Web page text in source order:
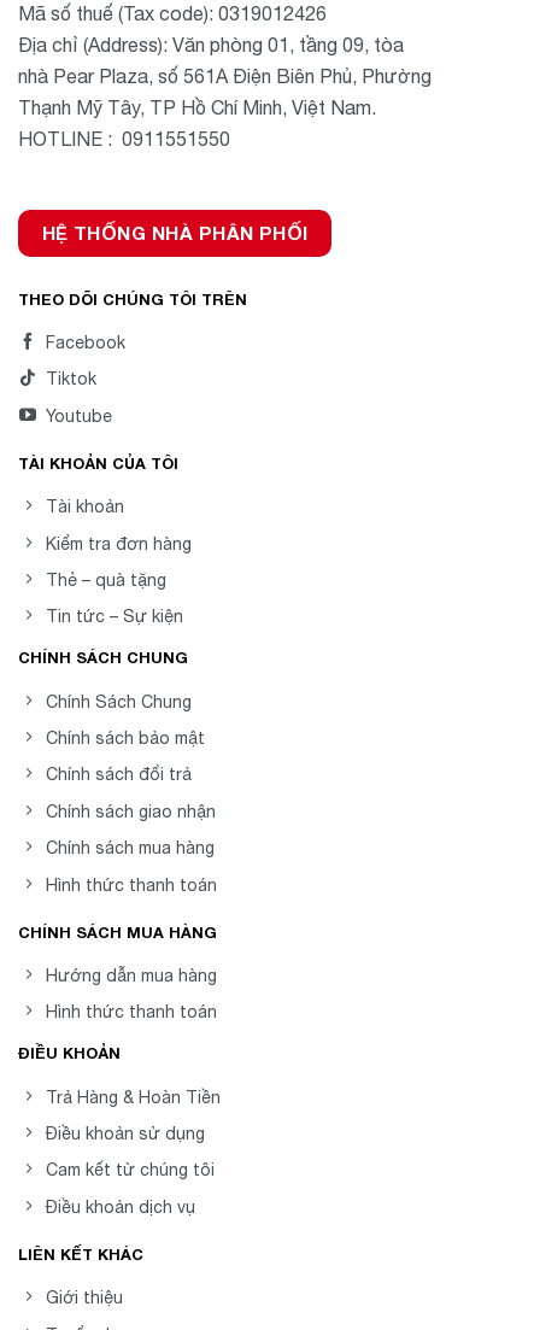
Mã số thuế (Tax code): 0319012426
Địa chỉ (Address): Văn phòng 01, tầng 09, tòa
nhà Pear Plaza, số 561A Điện Biên Phủ, Phường
Thạnh Mỹ Tây, TP Hồ Chí Minh, Việt Nam.
HOTLINE : 0911551550
HỆ THỐNG NHÀ PHÂN PHỐI
THEO DÕI CHÚNG TÔI TRÊN
Facebook
Tiktok
Youtube
TÀI KHOẢN CỦA TÔI
Tài khoản
Kiểm tra đơn hàng
Thẻ – quà tặng
Tin tức – Sự kiện
CHÍNH SÁCH CHUNG
Chính Sách Chung
Chính sách bảo mật
Chính sách đổi trả
Chính sách giao nhận
Chính sách mua hàng
Hình thức thanh toán
CHÍNH SÁCH MUA HÀNG
Hướng dẫn mua hàng
Hình thức thanh toán
ĐIỀU KHOẢN
Trả Hàng & Hoàn Tiền
Điều khoản sử dụng
Cam kết từ chúng tôi
Điều khoản dịch vụ
LIÊN KẾT KHÁC
Giới thiệu